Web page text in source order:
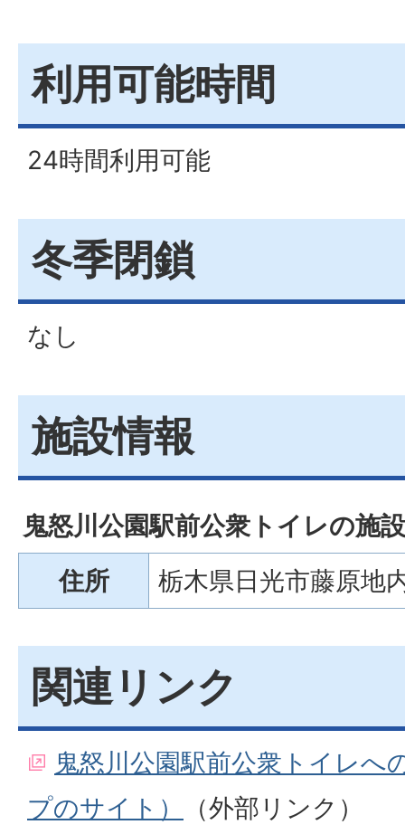
利用可能時間
24時間利用可能
冬季閉鎖
なし
施設情報
鬼怒川公園駅前公衆トイレの施
住所
栃木県日光市藤原地
関連リンク
鬼怒川公園駅前公衆トイレへ
プのサイト）
（外部リンク）